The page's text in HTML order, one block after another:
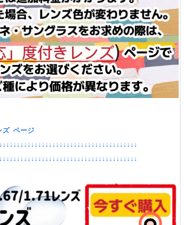
ズ ページ